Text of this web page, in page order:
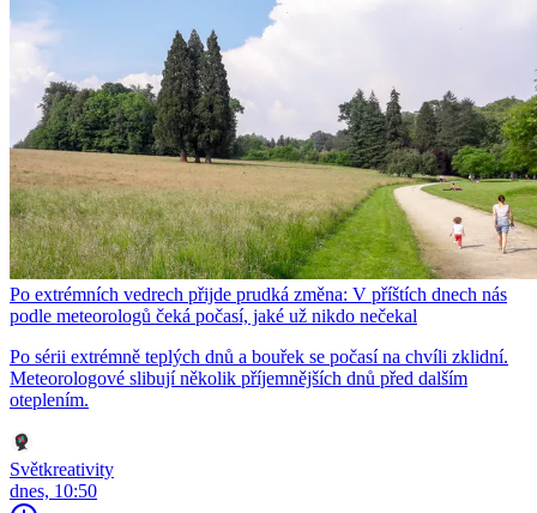
Po extrémních vedrech přijde prudká změna: V příštích dnech nás
podle meteorologů čeká počasí, jaké už nikdo nečekal
Po sérii extrémně teplých dnů a bouřek se počasí na chvíli zklidní.
Meteorologové slibují několik příjemnějších dnů před dalším
oteplením.
Světkreativity
dnes, 10:50